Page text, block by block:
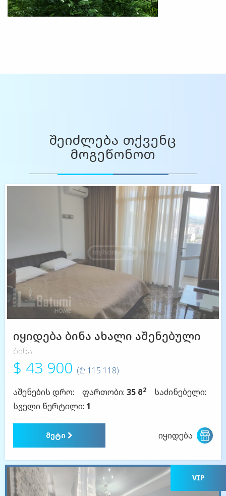
შეიძლება თქვენც
მოგეწონოთ
იყიდება ბინა ახალი აშენებული
ბინა
$ 43 900 (₾ 115 118)
აშენების დრო:
ფართობი: 35 მ2
საძინებელი:
სველი წერტილი: 1
მეტი იყიდება
VIP